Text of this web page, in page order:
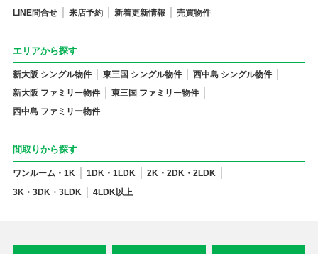
LINE問合せ
来店予約 新着更新情報 売買物件
エリアから探す
新大阪 シングル物件 東三国 シングル物件
西中島 シングル物件
新大阪 ファミリー物件
東三国 ファミリー物件
西中島 ファミリー物件
間取りから探す
ワンルーム・1K 1DK・1LDK
2K・2DK・2LDK
3K・3DK・3LDK
4LDK以上